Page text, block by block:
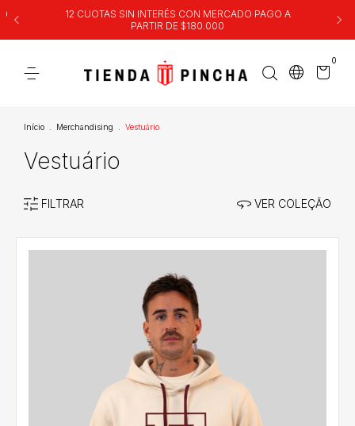
12 CUOTAS SIN INTERÉS CON MERCADO PAGO A
PARTIR DE $180.000
0
Início Merchandising Vestuário
Vestuário
FILTRAR VER COLEÇÃO